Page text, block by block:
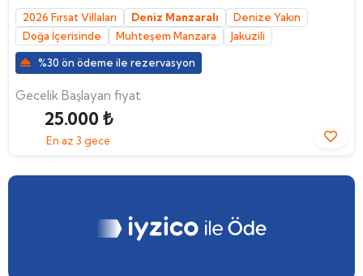
2026 Fırsat Villaları Deniz Manzaralı
Denize Yakın
Doğa İçerisinde
Muhteşem Manzara Jakuzili
%30 ön ödeme ile rezervasyon
Gecelik Başlayan fiyat
25.000 ₺
En az 3 gece